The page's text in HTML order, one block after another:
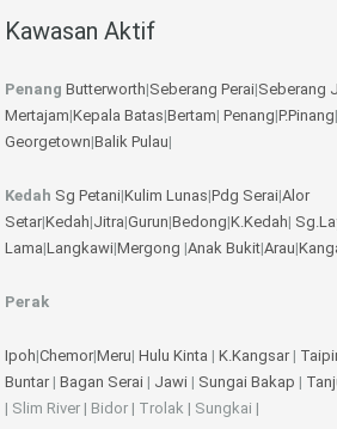
Kawasan Aktif
Penang Butterworth|Seberang Perai|Seberang
Mertajam|Kepala Batas|Bertam| Penang|P.Pinang|
Georgetown|Balik Pulau|
Kedah Sg Petani|Kulim Lunas|Pdg Serai|Alor
Setar|Kedah|Jitra|Gurun|Bedong|K.Kedah|
Lama|Langkawi|Mergong |Anak Bukit|Arau|
Perak
Ipoh|Chemor|Meru| Hulu Kinta | K.Kangsar|
Buntar| Bagan Serai | Jawi | Sungai Bakap |
| Slim River | Bidor | Trolak | Sungkai |